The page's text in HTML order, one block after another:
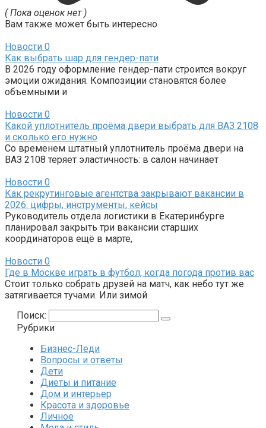
( Пока оценок нет )
Вам также может быть интересно
Новости 0
Как выбрать шар для гендер-пати
В 2026 году оформление гендер-пати строится вокруг
эмоции ожидания. Композиции становятся более
объемными и
Новости 0
Какой уплотнитель проёма двери выбрать для ВАЗ 2108
и сколько его нужно
Со временем штатный уплотнитель проёма двери на
ВАЗ 2108 теряет эластичность: в салон начинает
Новости 0
Как рекрутинговые агентства закрывают вакансии в
2026: цифры, инструменты, кейсы
Руководитель отдела логистики в Екатеринбурге
планировал закрыть три вакансии старших
координаторов ещё в марте,
Новости 0
Где в Москве играть в футбол, когда погода против вас
Стоит только собрать друзей на матч, как небо тут же
затягивается тучами. Или зимой
Поиск:
Рубрики
Бизнес-Леди
Вопросы и ответы
Дети
Диеты и питание
Дом и интерьер
Красота и здоровье
Личное